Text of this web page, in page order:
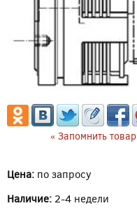
« Запомнить товар
Цена: по запросу
Наличие: 2-4 недели